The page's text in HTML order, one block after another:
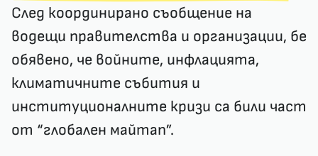
След координирано съобщение на
водещи правителства и организации, бе
обявено, че войните, инфлацията,
климатичните събития и
институционалните кризи са били част
от “глобален майтап”.